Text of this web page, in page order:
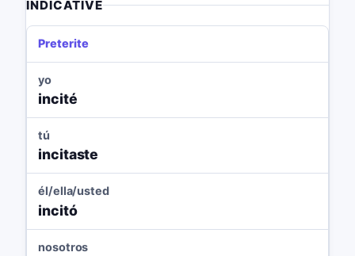
INDICATIVE
Preterite
yo
incité
tú
incitaste
él/ella/usted
incitó
nosotros